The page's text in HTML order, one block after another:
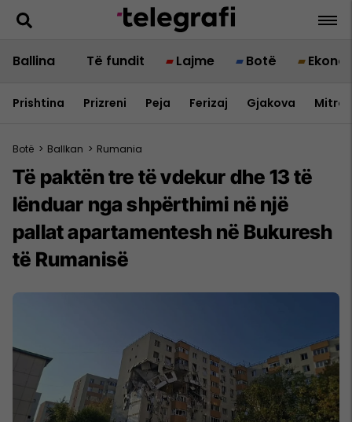
Ballina Të fundit Lajme Botë
Prishtina Prizreni Peja Ferizaj Gjakova
Botë > Ballkan > Rumania
Të paktën tre të vdekur dhe 13 të
lënduar nga shpërthimi në një
pallat apartamentesh në Bukuresh
të Rumanisë